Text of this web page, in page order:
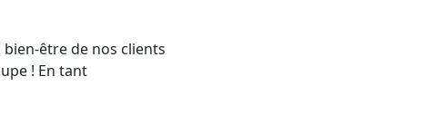
être de nos clients
! En tant